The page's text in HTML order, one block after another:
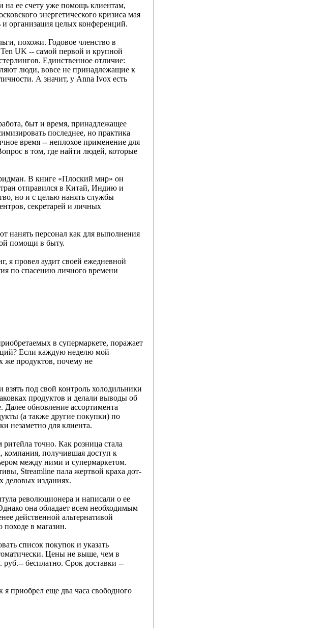
на ее счету уже помощь клиентам,
энергетического кризиса мая
организация целых конференций.
похожи. Годовое членство в
UK -- самой первой и крупной
Единственное отличие:
люди, вовсе не принадлежащие к
А значит, у Anna Ivox есть
быт и время, принадлежащее
последнее, но практика
время -- неплохое применение для
в том, где найти людей, которые
В книге «Плоский мир» он
отправился в Китай, Индию и
но и с целью нанять службы
секретарей и личных
нанять персонал как для выполнения
помощи в быту.
я провел аудит своей ежедневной
по спасению личного времени
в супермаркете, поражает
Если каждую неделю мой
же продуктов, почему не
под свой контроль холодильники
продуктов и делали выводы об
Далее обновление ассортимента
(а также другие покупки) по
незаметно для клиента.
точно. Как розница стала
получившая доступ к
между ними и супермаркетом.
Streamline пала жертвой краха дот-
деловых изданиях.
революционера и написали о ее
она обладает всем необходимым
действенной альтернативой
походе в магазин.
список покупок и указать
Цены не выше, чем в
руб.-- бесплатно. Срок доставки --
приобрел еще два часа свободного